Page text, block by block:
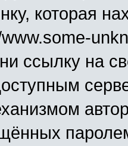
которая
ссылку на